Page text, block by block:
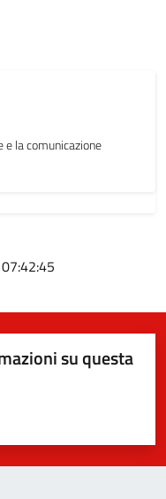
la comunicazione
su questa